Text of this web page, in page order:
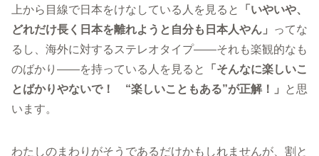
上から目線で日本をけなしている人を見ると
「いやいや、
どれだけ長く日本を離れようと自分も日本人やん」
ってな
るし、海外に対するステレオタイプ――それも楽観的なも
のばかり――を持っている人を見ると
「そんなに楽しいこ
とばかりやないで！ “楽しいこともある”が正解！」
と思
います。
わたしのまわりがそうであるだけかもしれませんが、割と